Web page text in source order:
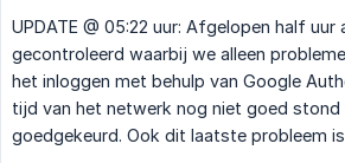
UPDATE @ 05:22 uur: Afgelopen half
gecontroleerd waarbij we alleen
het inloggen met behulp van Google
tijd van het netwerk nog niet goed stond
goedgekeurd. Ook dit laatste probleem